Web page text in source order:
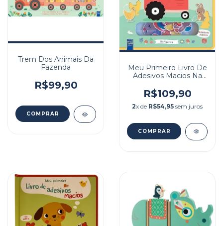
Trem Dos Animais Da
Fazenda
R$99,90
Meu Primeiro Livro De
Adesivos Macios Na
R$109,90
2x de R$54,95 sem juros